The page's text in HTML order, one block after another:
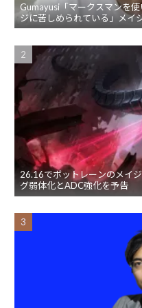
Gumayusi「マークスマンを
ジに苦しめられている」メイ
26.16でボットレーンのメイ
グ弱体化とADC強化を予告